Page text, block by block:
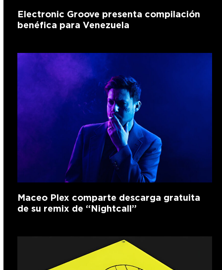
Electronic Groove presenta compilación
benéfica para Venezuela
Maceo Plex comparte descarga gratuita
de su remix de “Nightcall”